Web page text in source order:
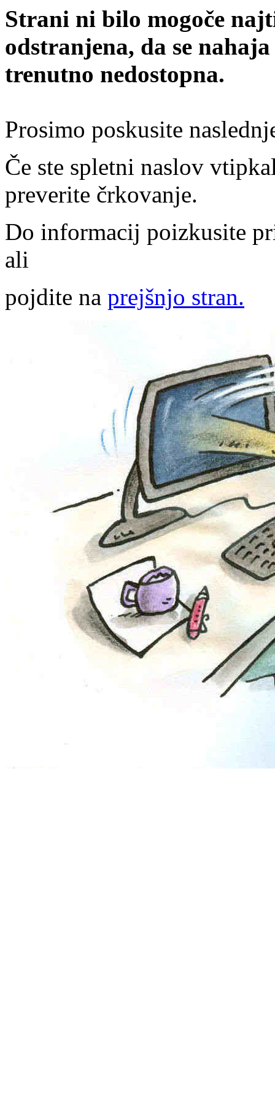
Strani ni bilo mogoče
odstranjena, da se
trenutno nedostopna.
Prosimo poskusite
Če ste spletni naslov
preverite črkovanje.
Do informacij poizkusite
ali
pojdite na prejšnjo stran.